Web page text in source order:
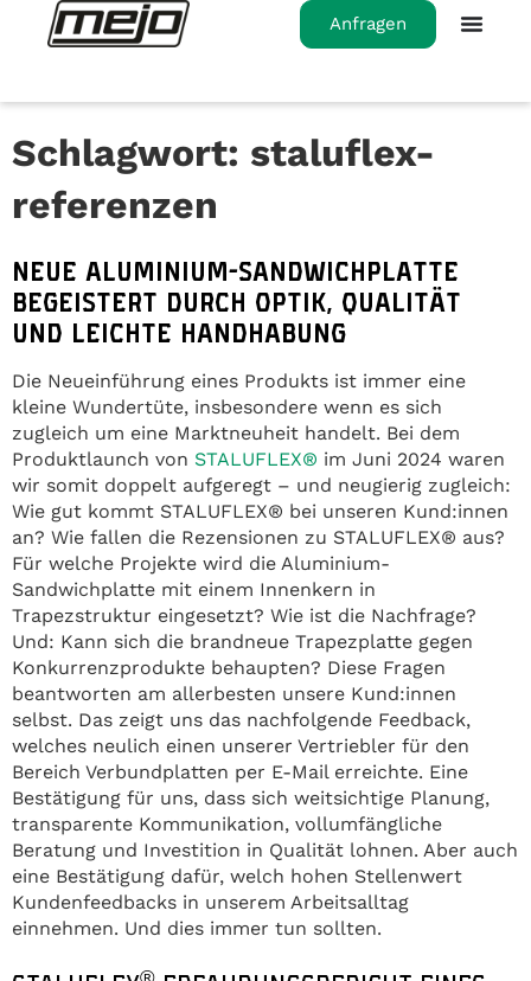
Anfragen
Schlagwort: staluflex-
referenzen
NEUE ALUMINIUM-SANDWICHPLATTE
BEGEISTERT DURCH OPTIK, QUALITÄT
UND LEICHTE HANDHABUNG
Die Neueinführung eines Produkts ist immer eine
kleine Wundertüte, insbesondere wenn es sich
zugleich um eine Marktneuheit handelt. Bei dem
Produktlaunch von STALUFLEX® im Juni 2024 waren
wir somit doppelt aufgeregt – und neugierig zugleich:
Wie gut kommt STALUFLEX® bei unseren Kund:innen
an? Wie fallen die Rezensionen zu STALUFLEX® aus?
Für welche Projekte wird die Aluminium-
Sandwichplatte mit einem Innenkern in
Trapezstruktur eingesetzt? Wie ist die Nachfrage?
Und: Kann sich die brandneue Trapezplatte gegen
Konkurrenzprodukte behaupten? Diese Fragen
beantworten am allerbesten unsere Kund:innen
selbst. Das zeigt uns das nachfolgende Feedback,
welches neulich einen unserer Vertriebler für den
Bereich Verbundplatten per E-Mail erreichte. Eine
Bestätigung für uns, dass sich weitsichtige Planung,
transparente Kommunikation, vollumfängliche
Beratung und Investition in Qualität lohnen. Aber auch
eine Bestätigung dafür, welch hohen Stellenwert
Kundenfeedbacks in unserem Arbeitsalltag
einnehmen. Und dies immer tun sollten.